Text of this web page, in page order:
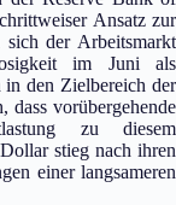
Ansatz zur
sich der Arbeitsmarkt
im Juni als
den Zielbereich der
vorübergehende
zu diesem
stieg nach ihren
einer langsameren